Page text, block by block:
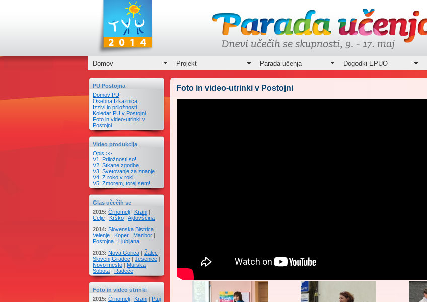
Domov Projekt Parada učenja Dogodki EPUO
PU Postojna
Domov PU
Osebna Izkaznica
Izzivi in priložnosti
Koledar PU v Postojni
Foto in video-utrinki v
Postojni
Video produkcija
Opis >>
V1: Priložnosti so!
V2: Stkane zgodbe
V3: Svetovanje za znanje
V4: Z roko v roki
V5: Zmorem, torej sem!
Glas učečih se
2015: Črnomelj | Kranj |
Celje | Krško | Ajdovščina
2014: Slovenska Bistrica |
Velenje | Koper | Maribor |
Postojna | Ljubljana
2013: Nova Gorica | Žalec |
Slovenj Gradec | Jesenice |
Novo mesto | Murska
Sobota | Radeče
Foto in video utrinki
2015: Črnomelj | Kranj | Ptuj
Foto in video-utrinki v Postojni